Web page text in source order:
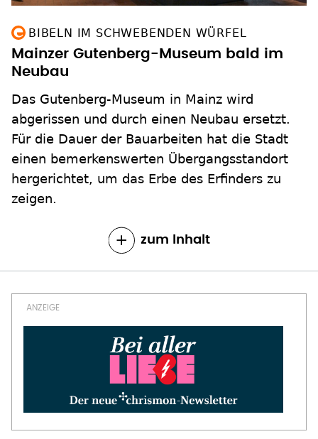
BIBELN IM SCHWEBENDEN WÜRFEL
Mainzer Gutenberg-Museum bald im
Neubau
Das Gutenberg-Museum in Mainz wird
abgerissen und durch einen Neubau ersetzt.
Für die Dauer der Bauarbeiten hat die Stadt
einen bemerkenswerten Übergangsstandort
hergerichtet, um das Erbe des Erfinders zu
zeigen.
zum Inhalt